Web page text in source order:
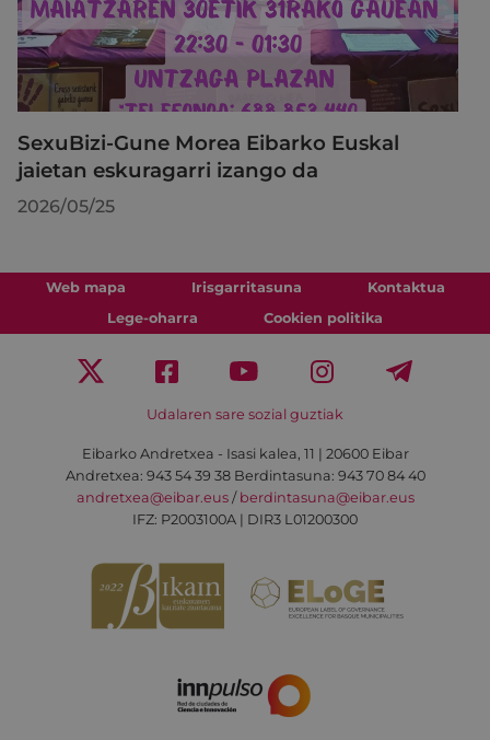
SexuBizi-Gune Morea Eibarko Euskal
jaietan eskuragarri izango da
2026/05/25
Web mapa Irisgarritasuna
Kontaktua
Lege-oharra
Cookien politika
Udalaren sare sozial guztiak
Eibarko Andretxea - Isasi kalea, 11 | 20600 Eibar
Andretxea: 943 54 39 38 Berdintasuna: 943 70 84 40
andretxea@eibar.eus/ berdintasuna@eibar.eus
IFZ: P2003100A | DIR3 L01200300